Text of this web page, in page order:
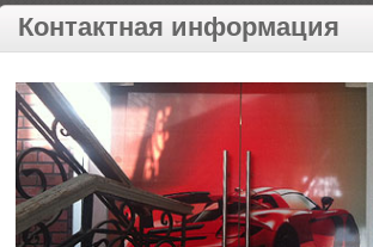
Контактная информация